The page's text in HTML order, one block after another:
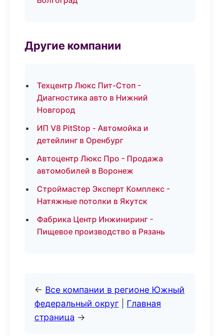
Другие компании
Техцентр Люкс Пит-Стоп -
Диагностика авто в Нижний
Новгород
ИП V8 PitStop - Автомойка и
детейлинг в Оренбург
Автоцентр Люкс Про - Продажа
автомобилей в Воронеж
Строймастер Эксперт Комплекс -
Натяжные потолки в Якутск
Фабрика Центр Инжиниринг -
Пищевое производство в Рязань
← Все компании в регионе Южный
федеральный округ
Главная
страница →